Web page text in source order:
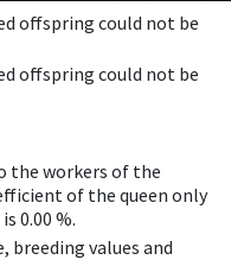
offspring could not be
offspring could not be
the workers of the
of the queen only
0.00 %.
breeding values and